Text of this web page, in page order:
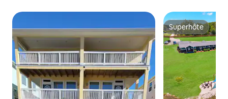
Superhôte
Superhôte